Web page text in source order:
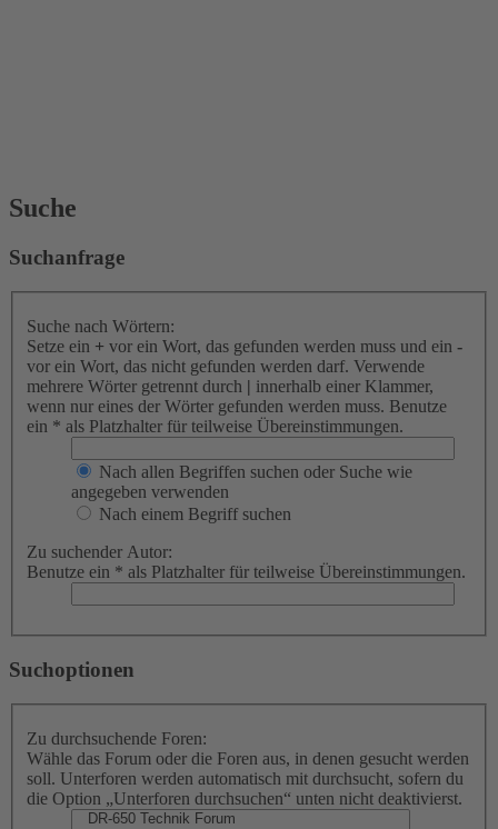
Suche
Suchanfrage
Suche nach Wörtern:
Setze ein + vor ein Wort, das gefunden werden muss und ein -
vor ein Wort, das nicht gefunden werden darf. Verwende
mehrere Wörter getrennt durch | innerhalb einer Klammer,
wenn nur eines der Wörter gefunden werden muss. Benutze
ein * als Platzhalter für teilweise Übereinstimmungen.
Nach allen Begriffen suchen oder Suche wie
angegeben verwenden
Nach einem Begriff suchen
Zu suchender Autor:
Benutze ein * als Platzhalter für teilweise Übereinstimmungen.
Suchoptionen
Zu durchsuchende Foren:
Wähle das Forum oder die Foren aus, in denen gesucht werden
soll. Unterforen werden automatisch mit durchsucht, sofern du
die Option „Unterforen durchsuchen“ unten nicht deaktivierst.